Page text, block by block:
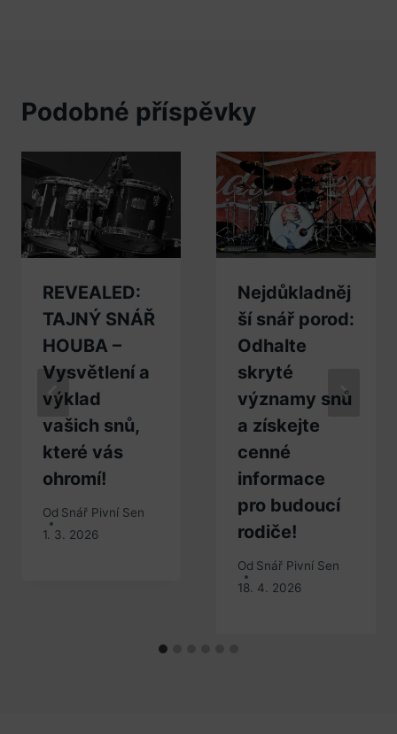
Podobné příspěvky
REVEALED:
TAJNÝ SNÁŘ
HOUBA –
Vysvětlení a
výklad
vašich snů,
které vás
ohromí!
Od Snář Pivní Sen
1. 3. 2026
Nejdůkladněj
ší snář porod:
Odhalte
skryté
významy snů
a získejte
cenné
informace
pro budoucí
rodiče!
Od Snář Pivní Sen
18. 4. 2026